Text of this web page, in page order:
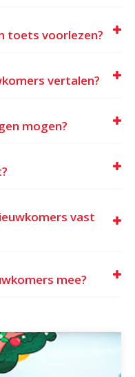
toets voorlezen?
vertalen?
mogen?
vast
mee?